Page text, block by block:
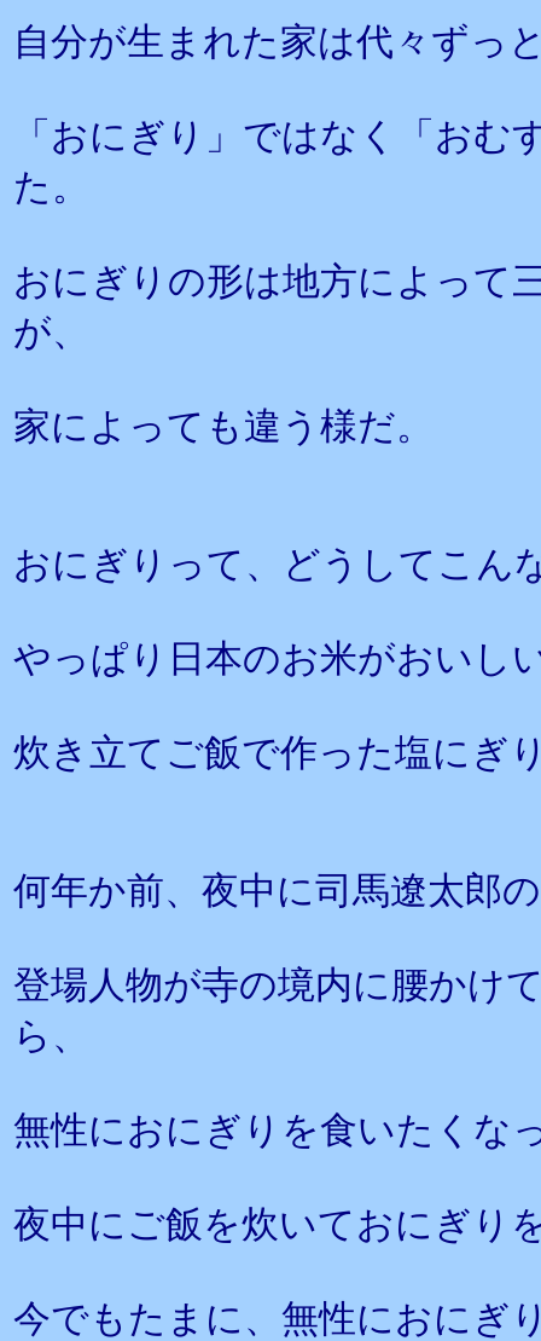
自分が生まれた家は代々ずっ
「おにぎり」ではなく「おむ
た。
おにぎりの形は地方によって
が、
家によっても違う様だ。
おにぎりって、どうしてこん
やっぱり日本のお米がおいし
炊き立てご飯で作った塩にぎ
何年か前、夜中に司馬遼太郎
登場人物が寺の境内に腰かけ
ら、
無性におにぎりを食いたくな
夜中にご飯を炊いておにぎり
今でもたまに、無性におにぎ